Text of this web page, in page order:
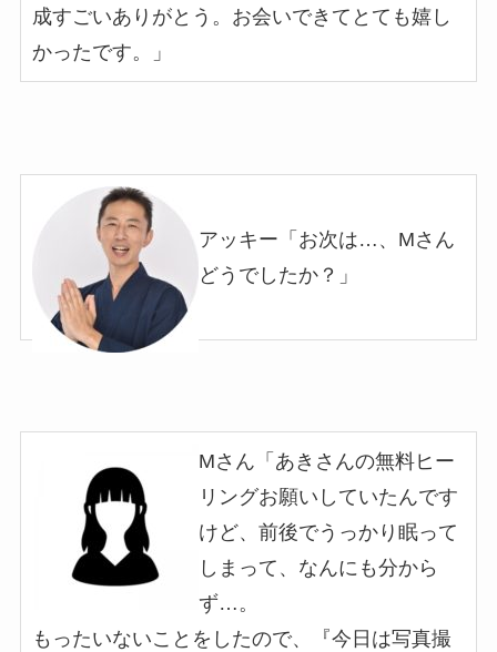
成すごいありがとう。お会いできてとても嬉し
かったです。
」
アッキー「お次は…、Mさん
どうでしたか？」
Mさん「あきさんの無料ヒー
リングお願いしていたんです
けど、前後でうっかり眠って
しまって、なんにも分から
ず…。
もったいないことをしたので、『今日は写真撮